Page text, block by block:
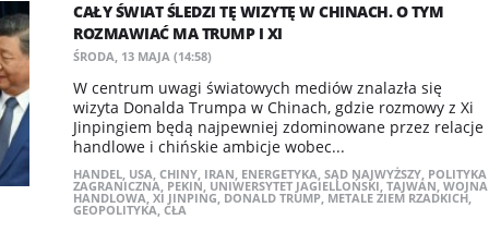
CAŁY ŚWIAT ŚLEDZI TĘ WIZYTĘ W CHINACH. O TYM
ROZMAWIAĆ MA TRUMP I XI
ŚRODA, 13 MAJA (14:58)
W centrum uwagi światowych mediów znalazła się
wizyta Donalda Trumpa w Chinach, gdzie rozmowy z Xi
Jinpingiem będą najpewniej zdominowane przez relacje
handlowe i chińskie ambicje wobec...
HANDEL, USA, CHINY, IRAN, ENERGETYKA, SĄD NAJWYŻSZY, POLITYKA
ZAGRANICZNA, PEKIN, UNIWERSYTET JAGIELLOŃSKI, TAJWAN, WOJNA
HANDLOWA, XI JINPING, DONALD TRUMP, METALE ZIEM RZADKICH,
GEOPOLITYKA, CŁA